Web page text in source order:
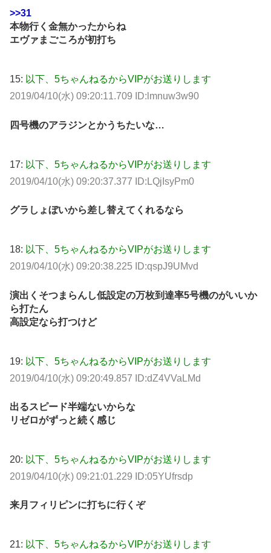
>>31
本物行く金無かったからね
エヴァまごころが初打ち
15: 以下、5ちゃんねるからVIPがお送りします
2019/04/10(水) 09:20:11.709 ID:lmnuw3w90
四号機のアラジンとかうちたいな…
17: 以下、5ちゃんねるからVIPがお送りします
2019/04/10(水) 09:20:37.377 ID:LQjIsyPm0
グラしょぼいから差し替えてくれるなら
18: 以下、5ちゃんねるからVIPがお送りします
2019/04/10(水) 09:20:38.225 ID:qspJ9UMvd
演出くそつまらんし低設定の万枚到達率5号機のがいいか
ら打たん
高設定なら打つけど
19: 以下、5ちゃんねるからVIPがお送りします
2019/04/10(水) 09:20:49.857 ID:dZ4VVaLMd
出るスピード半端ないからな
リゼロがずっと続く感じ
20: 以下、5ちゃんねるからVIPがお送りします
2019/04/10(水) 09:21:01.229 ID:05YUfrsdp
来月フィリピンに打ちに行くぞ
21: 以下、5ちゃんねるからVIPがお送りします